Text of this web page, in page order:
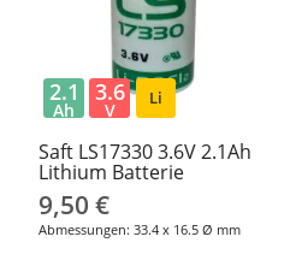
Saft LS17330 3.6V 2.1Ah
Lithium Batterie
9,50 €
Abmessungen: 33.4 x 16.5 Ø mm
2.1
Ah
3.6
V
Li